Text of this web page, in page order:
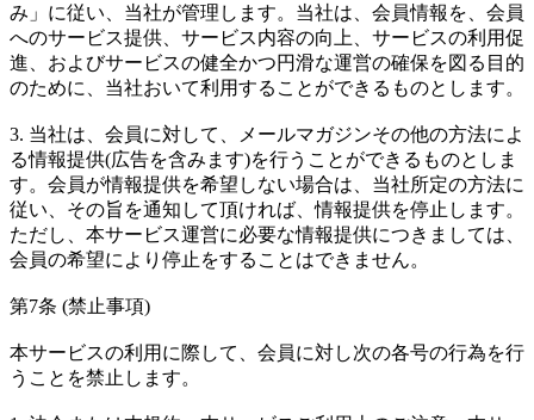
み」に従い、当社が管理します。当社は、会員情報を、会員
へのサービス提供、サービス内容の向上、サービスの利用促
進、およびサービスの健全かつ円滑な運営の確保を図る目的
のために、当社おいて利用することができるものとします。
3. 当社は、会員に対して、メールマガジンその他の方法によ
る情報提供(広告を含みます)を行うことができるものとしま
す。会員が情報提供を希望しない場合は、当社所定の方法に
従い、その旨を通知して頂ければ、情報提供を停止します。
ただし、本サービス運営に必要な情報提供につきましては、
会員の希望により停止をすることはできません。
第7条 (禁止事項)
本サービスの利用に際して、会員に対し次の各号の行為を行
うことを禁止します。